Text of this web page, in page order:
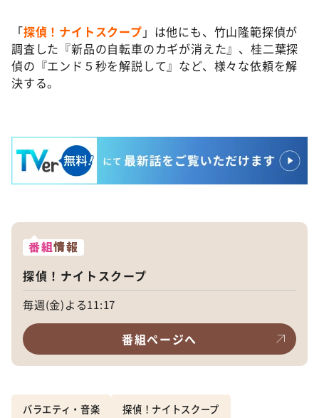
「探偵！ナイトスクープ 」は他にも、竹山隆範探偵が
調査した『新品の自転車のカギが消えた』、桂二葉探
偵の『エンド５秒を解説して』など、様々な依頼を解
決する。
番組情報
探偵！ナイトスクープ
毎週(金)よる11:17
番組ページへ
バラエティ・音楽 探偵！ナイトスクープ